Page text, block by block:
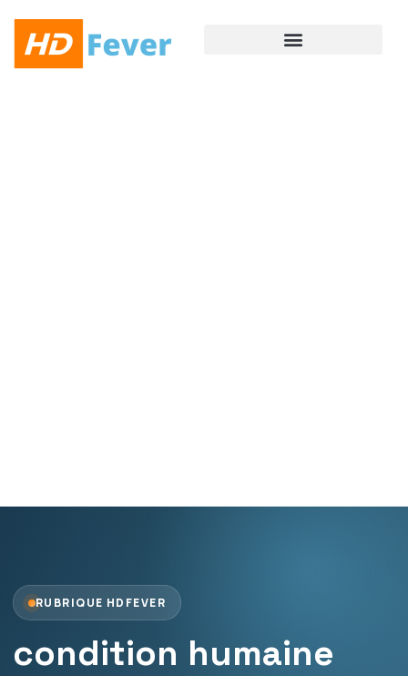
RUBRIQUE HDFEVER
condition humaine